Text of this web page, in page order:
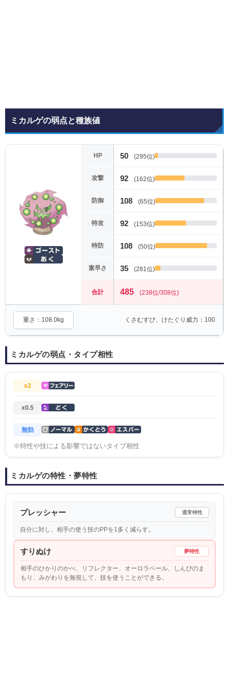
ミカルゲの弱点と種族値
HP 50 (295位)
攻撃 92 (162位)
防御 108 (65位)
特攻 92 (153位)
特防 108 (50位)
素早さ 35 (281位)
合計 485 (238位/308位)
重さ：108.0kg くさむすび、けたぐり威力：100
ミカルゲの弱点・タイプ相性
x2
x0.5
無効
※特性や技による影響ではないタイプ相性
ミカルゲの特性・夢特性
プレッシャー 通常特性
自分に対し、相手の使う技のPPを1多く減らす。
すりぬけ 夢特性
相手のひかりのかべ、リフレクター、オーロラベール、しんぴのま
もり、みがわりを無視して、技を使うことができる。